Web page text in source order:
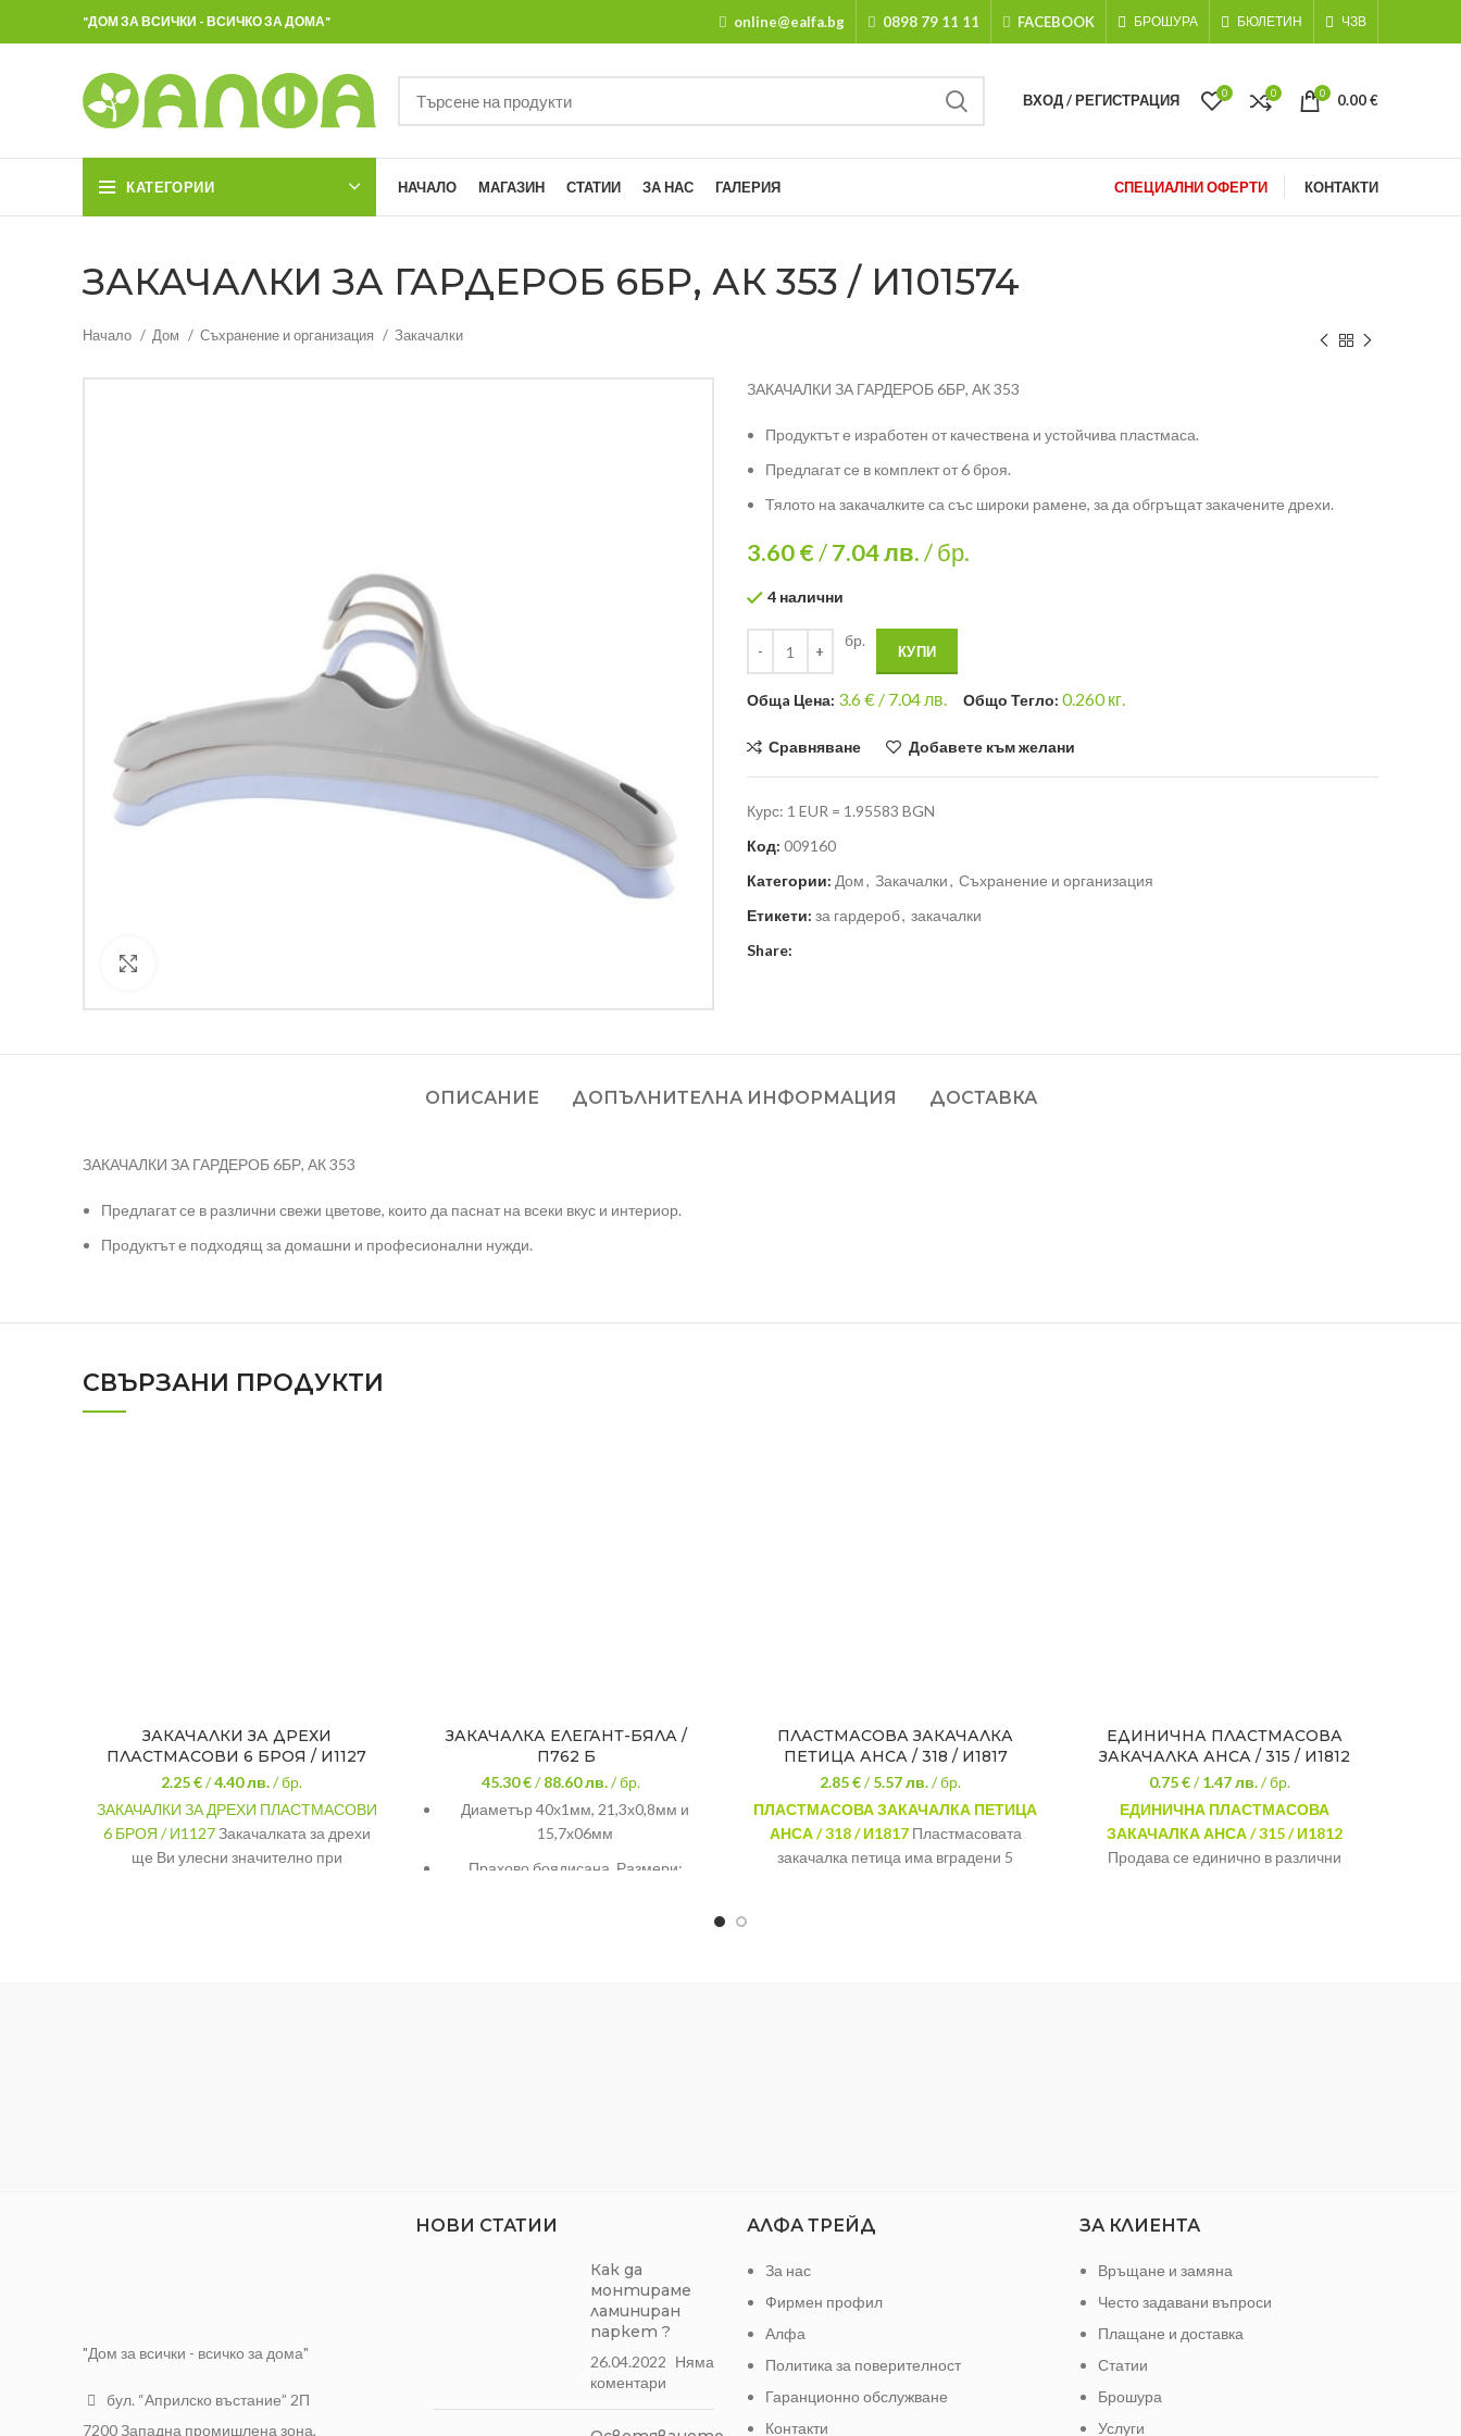
"ДОМ ЗА ВСИЧКИ - ВСИЧКО ЗА ДОМА" online@ealfa.bg 0898 79 11 11 FACEBOOK БРОШУРА БЮЛЕТИН ЧЗВ
ВХОД / РЕГИСТРАЦИЯ 0 0 0 0.00€
КАТЕГОРИИ НАЧАЛО МАГАЗИН СТАТИИ ЗА НАС ГАЛЕРИЯ СПЕЦИАЛНИ ОФЕРТИ КОНТАКТИ
ЗАКАЧАЛКИ ЗА ГАРДЕРОБ 6БР, АК 353 / И101574
Начало Дом Съхранение и организация Закачалки
ЗАКАЧАЛКИ ЗА ГАРДЕРОБ 6БР, АК 353
Продуктът е изработен от качествена и устойчива пластмаса.
Предлагат се в комплект от 6 броя.
Тялото на закачалките са със широки рамене, за да обгръщат закачените дрехи.
3.60 €/7.04лв./ бр.
4 налични
бр.
КУПИ
Общa Цена: 3.6€ / 7.04 лв. Общо Тегло: 0.260кг.
Сравняване Добавете към желани
Курс: 1 EUR = 1.95583 BGN
Код: 009160
Категории: Дом, Закачалки, Съхранение и организация
Етикети: за гардероб, закачалки
Share:
ОПИСАНИЕ ДОПЪЛНИТЕЛНА ИНФОРМАЦИЯ ДОСТАВКА
ЗАКАЧАЛКИ ЗА ГАРДЕРОБ 6БР, АК 353
Предлагат се в различни свежи цветове, които да паснат на всеки вкус и интериор.
Продуктът е подходящ за домашни и професионални нужди.
СВЪРЗАНИ ПРОДУКТИ
ЗАКАЧАЛКИ ЗА ДРЕХИ
ПЛАСТМАСОВИ 6 БРОЯ / И1127
2.25 €/4.40лв. / бр.
ЗАКАЧАЛКИ ЗА ДРЕХИ ПЛАСТМАСОВИ
6 БРОЯ / И1127Закачалката за дрехи
ще Ви улесни значително при
ЗАКАЧАЛКА ЕЛЕГАНТ-БЯЛА /
П762 Б
45.30 €/88.60лв. / бр.
Диаметър 40х1мм, 21,3х0,8мм и
15,7х06мм
Прахово боядисана. Размери:
ПЛАСТМАСОВА ЗАКАЧАЛКА
ПЕТИЦА АНСА / 318 / И1817
2.85 €/5.57лв. / бр.
ПЛАСТМАСОВА ЗАКАЧАЛКА ПЕТИЦА
АНСА / 318 / И1817Пластмасовата
закачалка петица има вградени 5
ЕДИНИЧНА ПЛАСТМАСОВА
ЗАКАЧАЛКА АНСА / 315 / И1812
0.75 €/1.47лв. / бр.
ЕДИНИЧНА ПЛАСТМАСОВА
ЗАКАЧАЛКА АНСА / 315 / И1812
Продава се единично в различни
"Дом за всички - всичко за дома"
бул. “Априлско въстание” 2П
7200 Западна промишлена зона,
НОВИ СТАТИИ
Как да
монтираме
ламиниран
паркет ?
26.04.2022 Няма
коментари
АЛФА ТРЕЙД
За нас
Фирмен профил
Алфа
Политика за поверителност
Гаранционно обслужване
Контакти
ЗА КЛИЕНТА
Връщане и замяна
Често задавани въпроси
Плащане и доставка
Статии
Брошура
Услуги